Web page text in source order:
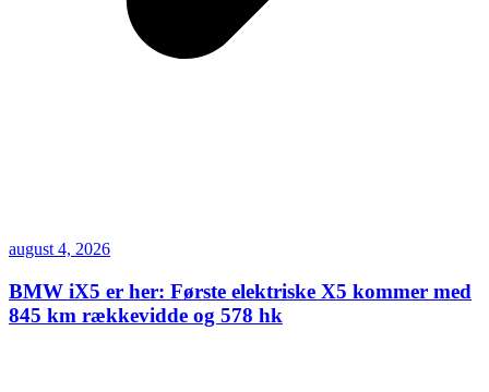
august 4, 2026
BMW iX5 er her: Første elektriske X5 kommer med
845 km rækkevidde og 578 hk